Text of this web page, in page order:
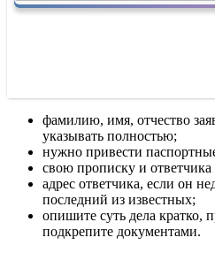
фамилию, имя, отчество
указывать полностью;
нужно привести
свою прописку и ответчика
адрес ответчика, если он
последний из известных;
опишите суть дела кратко,
подкрепите документами.